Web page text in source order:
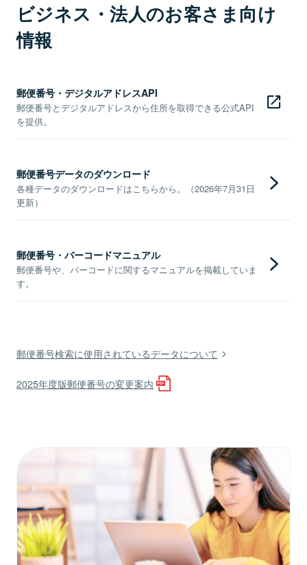
ビジネス・法人のお客さま向け
情報
郵便番号・デジタルアドレスAPI
郵便番号とデジタルアドレスから住所を取得できる公式API
を提供。
郵便番号データのダウンロード
各種データのダウンロードはこちらから。（2026年7月31日
更新）
郵便番号・バーコードマニュアル
郵便番号や、バーコードに関するマニュアルを掲載していま
す。
郵便番号検索に使用されているデータについて
2025年度版郵便番号の変更案内